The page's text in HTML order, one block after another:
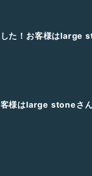
した！お客様はlarge
様はlarge stoneさん